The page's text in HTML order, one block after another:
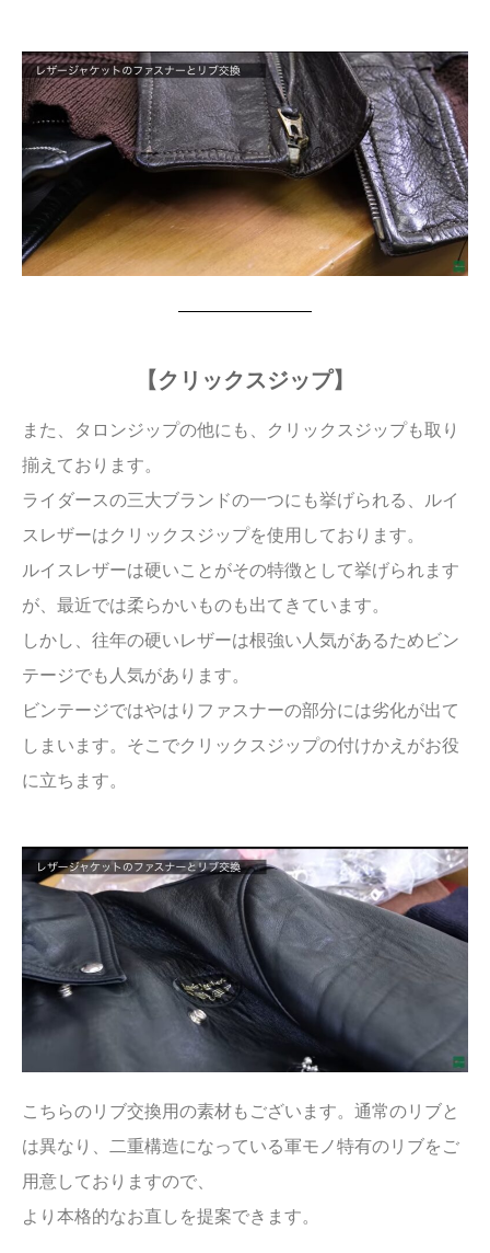
【クリックスジップ】​
また、タロンジップの他にも、クリックスジップも取り
揃えております。
ライダースの三大ブランドの一つにも挙げられる、ルイ
スレザーはクリックスジップを使用しております。
ルイスレザーは硬いことがその特徴として挙げられます
が、最近では柔らかいものも出てきています。
しかし、往年の硬いレザーは根強い人気があるためビン
テージでも人気があります。
ビンテージではやはりファスナーの部分には劣化が出て
しまいます。そこでクリックスジップの付けかえがお役
に立ちます。
こちらのリブ交換用の素材もございます。通常のリブと
は異なり、二重構造になっている軍モノ特有のリブをご
用意しておりますので、
より本格的なお直しを提案できます。